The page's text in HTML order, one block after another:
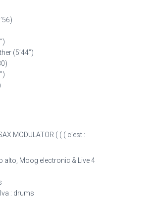
(5’44’’)
MODULATOR ( ( ( c’est :
alto, Moog electronic & Live 4
: drums